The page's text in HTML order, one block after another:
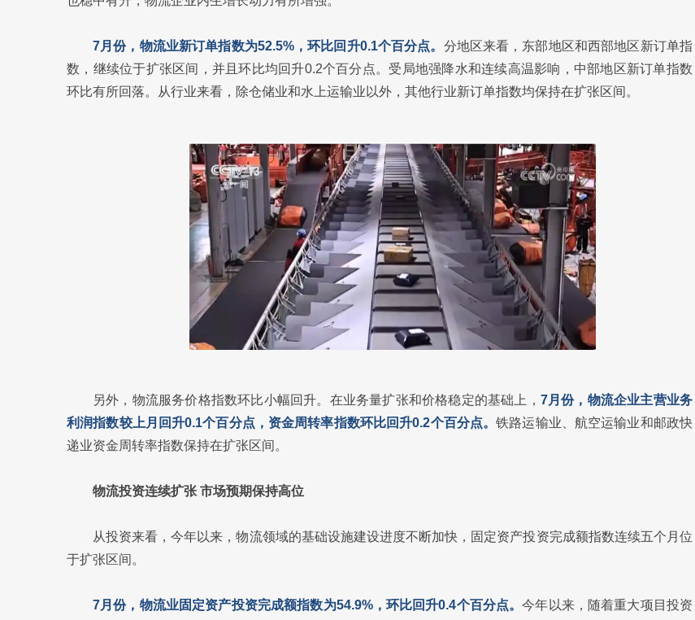
7月份，物流业新订单指数为52.5%，环比回升0.1个百分点。 分地区来看，东部地区和西部地区新订单指
数，继续位于扩张区间，并且环比均回升0.2个百分点。受局地强降水和连续高温影响，中部地区新订单指数
环比有所回落。从行业来看，除仓储业和水上运输业以外，其他行业新订单指数均保持在扩张区间。
另外，物流服务价格指数环比小幅回升。在业务量扩张和价格稳定的基础上， 7月份，物流企业主营业务
利润指数较上月回升0.1个百分点，资金周转率指数环比回升0.2个百分点。铁路运输业、航空运输业和邮政快
递业资金周转率指数保持在扩张区间。
物流投资连续扩张 市场预期保持高位
从投资来看，今年以来，物流领域的基础设施建设进度不断加快，固定资产投资完成额指数连续五个月位
于扩张区间。
7月份，物流业固定资产投资完成额指数为54.9%，环比回升0.4个百分点。今年以来，随着重大项目投资